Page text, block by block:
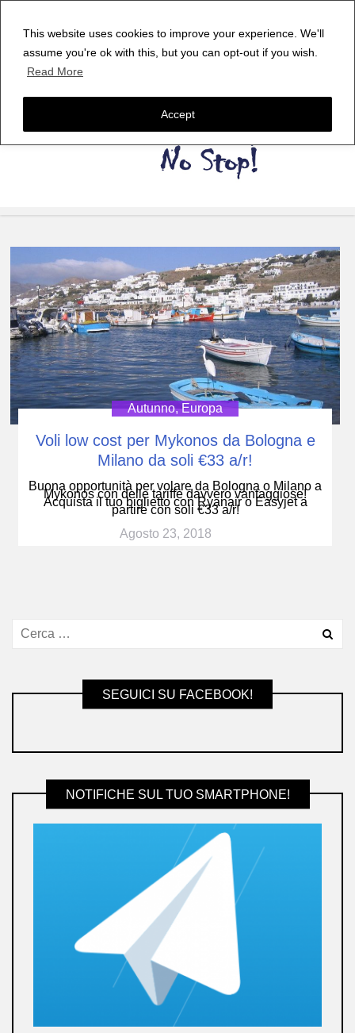
This website uses cookies to improve your experience. We'll
assume you're ok with this, but you can opt-out if you wish.
Read More
Accept
Autunno,Europa
Voli low cost per Mykonos da Bologna e
Milano da soli €33 a/r!
Buona opportunità per volare da Bologna o Milano a
Mykonos con delle tariffe davvero vantaggiose!
Acquista il tuo biglietto con Ryanair o Easyjet a
partire con soli €33 a/r!
Agosto 23, 2018
SEGUICI SU FACEBOOK!
NOTIFICHE SUL TUO SMARTPHONE!